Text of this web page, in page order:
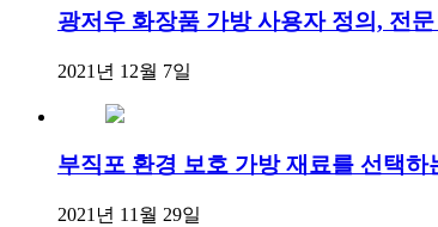
광저우 화장품 가방 사용자 정의, 전
2021년 12월 7일
부직포 환경 보호 가방 재료를 선택하
2021년 11월 29일